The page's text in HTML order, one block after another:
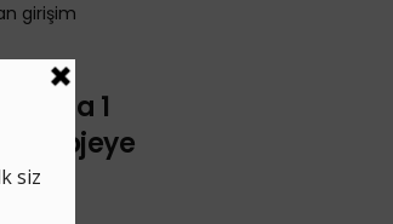
girişim
1
Projeye